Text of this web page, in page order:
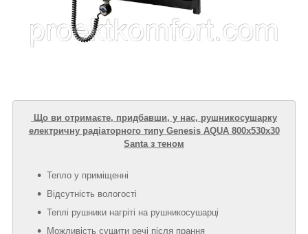
Що ви отримаєте, придбавши, у нас, рушникосушарку
електричну радіаторного типу Genesis AQUA 800х530х30
Santa з теном
Тепло у приміщенні
Відсутність вологості
Теплі рушники нагріті на рушникосушарці
Можливість сушити речі після прання